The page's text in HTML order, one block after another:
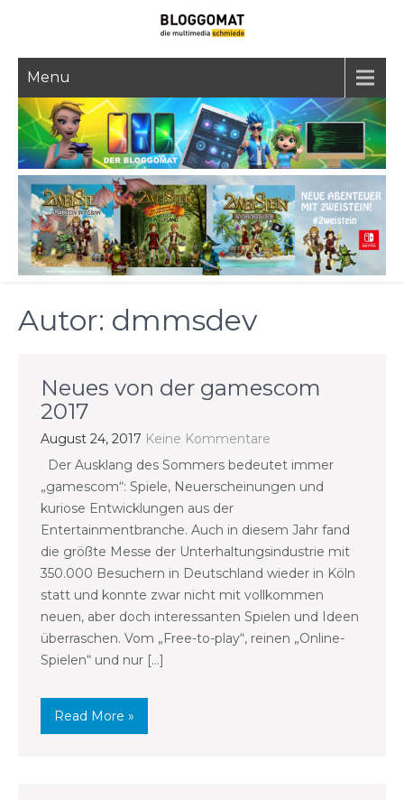
Menu
Autor: dmmsdev
Neues von der gamescom
2017
August 24, 2017 Keine Kommentare
Der Ausklang des Sommers bedeutet immer
„gamescom“: Spiele, Neuerscheinungen und
kuriose Entwicklungen aus der
Entertainmentbranche. Auch in diesem Jahr fand
die größte Messe der Unterhaltungsindustrie mit
350.000 Besuchern in Deutschland wieder in Köln
statt und konnte zwar nicht mit vollkommen
neuen, aber doch interessanten Spielen und Ideen
überraschen. Vom „Free-to-play“, reinen „Online-
Spielen“ und nur […]
Read More »